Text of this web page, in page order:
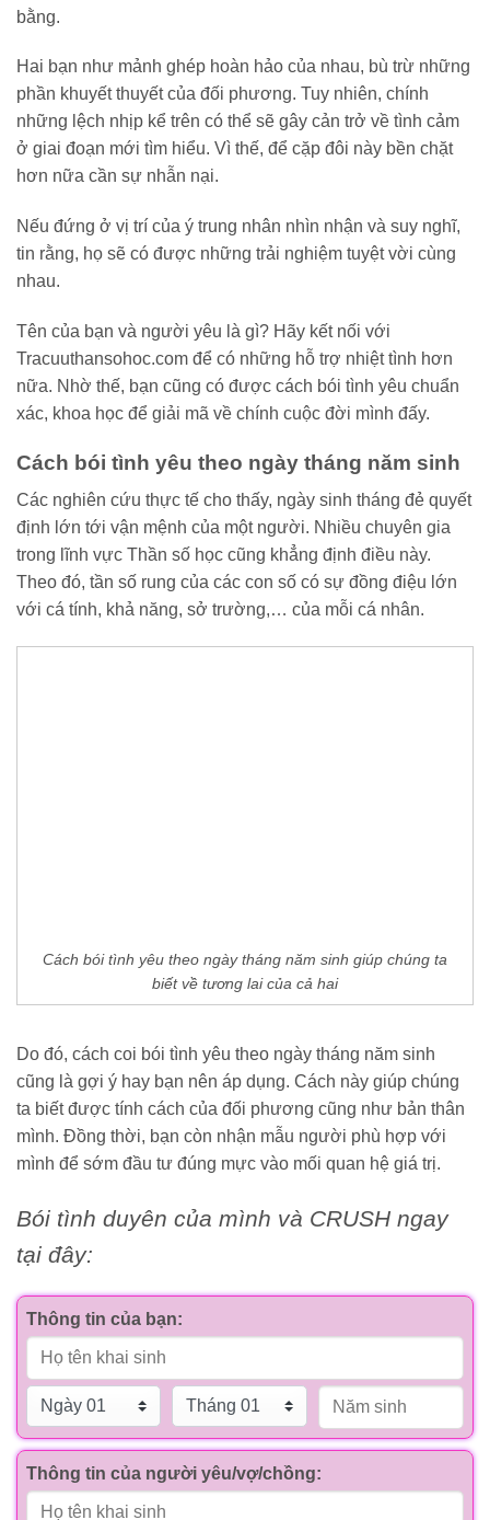
bằng.
Hai bạn như mảnh ghép hoàn hảo của nhau, bù trừ những
phần khuyết thuyết của đối phương. Tuy nhiên, chính
những lệch nhịp kể trên có thể sẽ gây cản trở về tình cảm
ở giai đoạn mới tìm hiểu. Vì thế, để cặp đôi này bền chặt
hơn nữa cần sự nhẫn nại.
Nếu đứng ở vị trí của ý trung nhân nhìn nhận và suy nghĩ,
tin rằng, họ sẽ có được những trải nghiệm tuyệt vời cùng
nhau.
Tên của bạn và người yêu là gì? Hãy kết nối với
Tracuuthansohoc.com để có những hỗ trợ nhiệt tình hơn
nữa. Nhờ thế, bạn cũng có được cách bói tình yêu chuẩn
xác, khoa học để giải mã về chính cuộc đời mình đấy.
Cách bói tình yêu theo ngày tháng năm sinh
Các nghiên cứu thực tế cho thấy, ngày sinh tháng đẻ quyết
định lớn tới vận mệnh của một người. Nhiều chuyên gia
trong lĩnh vực Thần số học cũng khẳng định điều này.
Theo đó, tần số rung của các con số có sự đồng điệu lớn
với cá tính, khả năng, sở trường,… của mỗi cá nhân.
Cách bói tình yêu theo ngày tháng năm sinh giúp chúng ta
biết về tương lai của cả hai
Do đó, cách coi bói tình yêu theo ngày tháng năm sinh
cũng là gợi ý hay bạn nên áp dụng. Cách này giúp chúng
ta biết được tính cách của đối phương cũng như bản thân
mình. Đồng thời, bạn còn nhận mẫu người phù hợp với
mình để sớm đầu tư đúng mực vào mối quan hệ giá trị.
Bói tình duyên của mình và CRUSH ngay
tại đây:
Thông tin của bạn:
Thông tin của người yêu/vợ/chồng: